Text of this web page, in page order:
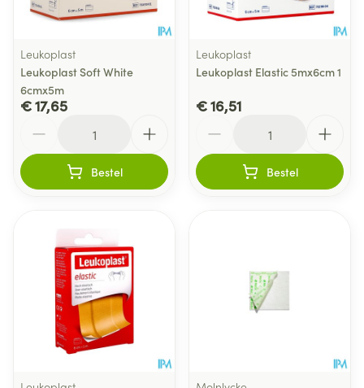
Leukoplast
Leukoplast Soft White
6cmx5m
€ 17,65
Bestel
Leukoplast
Leukoplast Elastic 5mx6cm 1
€ 16,51
Bestel